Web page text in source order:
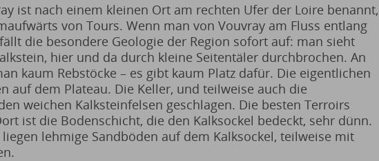
ist nach einem kleinen Ort am rechten Ufer der Loire benannt,
von Tours. Wenn man von Vouvray am Fluss entlang
die besondere Geologie der Region sofort auf: man sieht
hier und da durch kleine Seitentäler durchbrochen. An
kaum Rebstöcke – es gibt kaum Platz dafür. Die eigentlichen
auf dem Plateau. Die Keller, und teilweise auch die
weichen Kalksteinfelsen geschlagen. Die besten Terroirs
ist die Bodenschicht, die den Kalksockel bedeckt, sehr dünn.
lehmige Sandböden auf dem Kalksockel, teilweise mit